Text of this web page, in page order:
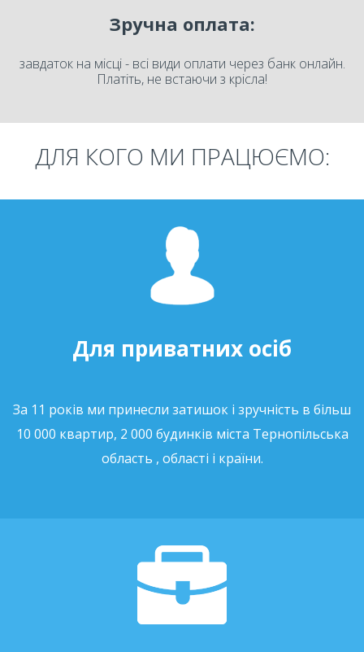
Зручна оплата:
завдаток на місці - всі види оплати через банк онлайн.
Платіть, не встаючи з крісла!
ДЛЯ КОГО МИ ПРАЦЮЄМО:
Для приватних осіб
За 11 років ми принесли затишок і зручність в більш
10 000 квартир, 2 000 будинків міста Тернопільська
область , області і країни.